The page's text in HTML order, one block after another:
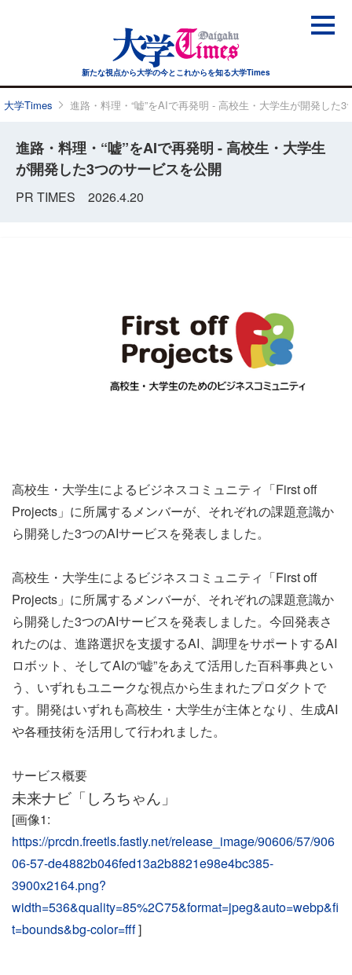
新たな視点から大学の今とこれからを知る大学Times
大学Times 進路・料理・“嘘”をAIで再発明 - 高校生・大学生が開発した
進路・料理・“嘘”をAIで再発明 - 高校生・大学生
が開発した3つのサービスを公開
PR TIMES 2026.4.20
高校生・大学生によるビジネスコミュニティ「First off
Projects」に所属するメンバーが、それぞれの課題意識か
ら開発した3つのAIサービスを発表しました。
高校生・大学生によるビジネスコミュニティ「First off
Projects」に所属するメンバーが、それぞれの課題意識か
ら開発した3つのAIサービスを発表しました。今回発表さ
れたのは、進路選択を支援するAI、調理をサポートするAI
ロボット、そしてAIの“嘘”をあえて活用した百科事典とい
う、いずれもユニークな視点から生まれたプロダクトで
す。開発はいずれも高校生・大学生が主体となり、生成AI
や各種技術を活用して行われました。
サービス概要
未来ナビ「しろちゃん」
[画像1:
https://prcdn.freetls.fastly.net/release_image/90606/57/906
06-57-de4882b046fed13a2b8821e98e4bc385-
3900x2164.png?
width=536&quality=85%2C75&format=jpeg&auto=webp&fi
t=bounds&bg-color=fff]